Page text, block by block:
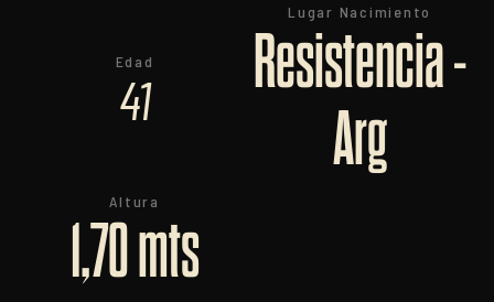
Edad
41
Lugar Nacimiento
Resistencia -
Arg
Altura
1,70 mts